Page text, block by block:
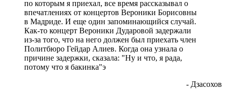
по которым я приехал, все время рассказывал о
впечатлениях от концертов Вероники Борисовны
в Мадриде. И еще один запоминающийся случай.
Как-то концерт Вероники Дударовой задержали
из-за того, что на него должен был приехать член
Политбюро Гейдар Алиев. Когда она узнала о
причине задержки, сказала: "Ну и что, я рада,
потому что я бакинка"э
- Дзасохов